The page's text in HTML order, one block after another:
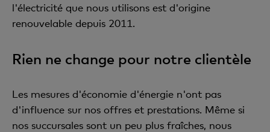
l'électricité que nous utilisons est d'origine
renouvelable depuis 2011.
Rien ne change pour notre clientèle
Les mesures d'économie d'énergie n'ont pas
d'influence sur nos offres et prestations. Même si
nos succursales sont un peu plus fraîches, nous